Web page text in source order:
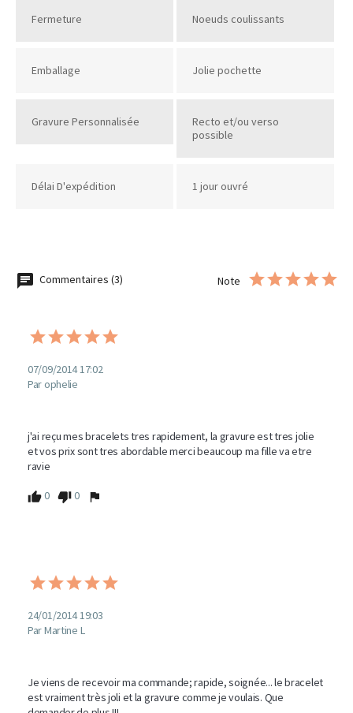
Fermeture Noeuds coulissants
Emballage Jolie pochette
Gravure Personnalisée
Recto et/ou verso
possible
Délai D'expédition 1 jour ouvré
Commentaires (3) Note
07/09/2014 17:02
Par ophelie
j'ai reçu mes bracelets tres rapidement, la gravure est tres jolie
et vos prix sont tres abordable merci beaucoup ma fille va etre
ravie
0 0
24/01/2014 19:03
Par Martine L
Je viens de recevoir ma commande; rapide, soignée... le bracelet
est vraiment très joli et la gravure comme je voulais. Que